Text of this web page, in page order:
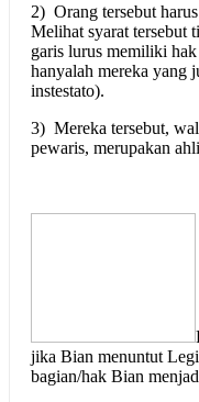
2) Orang tersebut
Melihat syarat tersebut
garis lurus memiliki
hanyalah mereka yang
instestato).
3) Mereka tersebut,
pewaris, merupakan
jika Bian menuntut
bagian/hak Bian